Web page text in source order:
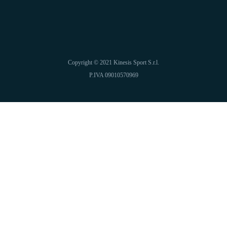
Copyright © 2021 Kinesis Sport S.r.l.
P.IVA 09010570969